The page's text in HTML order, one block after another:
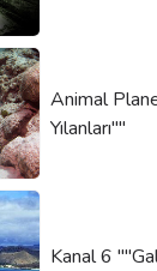
Animal
Yılanları""
Kanal 6